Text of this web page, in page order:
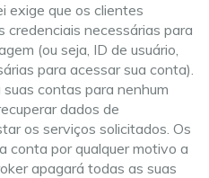
exige que os clientes
credenciais necessárias para
(ou seja, ID de usuário,
para acessar sua conta).
contas para nenhum
dados de
os serviços solicitados. Os
conta por qualquer motivo a
apagará todas as suas